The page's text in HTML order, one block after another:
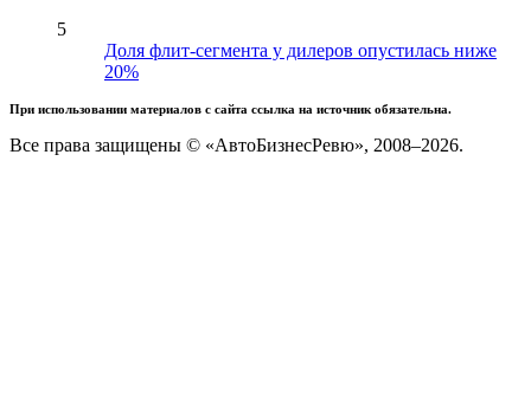
5
Доля флит-сегмента у дилеров опустилась ниже
20%
При использовании материалов с сайта ссылка на источник обязательна.
Все права защищены © «АвтоБизнесРевю», 2008–2026.